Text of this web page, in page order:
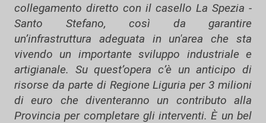
collegamento diretto con il casello La Spezia -
Santo Stefano, così da garantire
un’infrastruttura adeguata in un'area che sta
vivendo un importante sviluppo industriale e
artigianale. Su quest’opera c’è un anticipo di
risorse da parte di Regione Liguria per 3 milioni
di euro che diventeranno un contributo alla
Provincia per completare gli interventi. È un bel